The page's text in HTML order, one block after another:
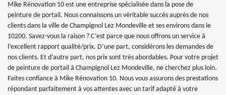
Mike Rénovation 10 est une entreprise spécialisée dans la pose de
peinture de portail. Nous connaissons un véritable succès auprès de nos
clients dans la ville de Champignol Lez Mondeville et ses environs dans le
10200. Savez-vous la raison ? C’est parce que nous offrons un service à
l’excellent rapport qualité/prix. D’une part, considérons les demandes de
nos clients. Et d’autre part, nos prix sont très abordables. Pour votre projet
de peinture de portail à Champignol Lez Mondeville, ne cherchez plus loin.
Faites confiance à Mike Rénovation 10. Nous vous assurons des prestations
répondant parfaitement à vos attentes avec un tarif adapté à votre